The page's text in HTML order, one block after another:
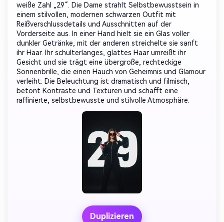
weiße Zahl „29“. Die Dame strahlt Selbstbewusstsein in
einem stilvollen, modernen schwarzen Outfit mit
Reißverschlussdetails und Ausschnitten auf der
Vorderseite aus. In einer Hand hielt sie ein Glas voller
dunkler Getränke, mit der anderen streichelte sie sanft
ihr Haar. Ihr schulterlanges, glattes Haar umreißt ihr
Gesicht und sie trägt eine übergroße, rechteckige
Sonnenbrille, die einen Hauch von Geheimnis und Glamour
verleiht. Die Beleuchtung ist dramatisch und filmisch,
betont Kontraste und Texturen und schafft eine
raffinierte, selbstbewusste und stilvolle Atmosphäre.
Duplizieren